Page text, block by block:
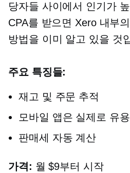
당자들 사이에서 인기가
CPA를 받으면 Xero 내부
방법을 이미 알고 있을 것
주요 특징들:
재고 및 주문 추적
모바일 앱은 실제로 유
판매세 자동 계산
가격: 월 $9부터 시작